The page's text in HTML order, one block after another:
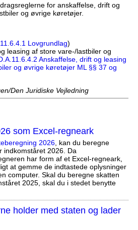
for anskaffelse, drift og
og øvrige køretøjer.
Lovgrundlag)
leasing af store vare-/lastbiler og
Anskaffelse, drift og leasing
og øvrige køretøjer ML §§ 37 og
Den Juridiske Vejledning
som Excel-regneark
2026, kan du beregne
indkomståret 2026. Da
har form af et Excel-regneark,
at gemme de indtastede oplysninger
computer. Skal du beregne skatten
2025, skal du i stedet benytte
holder med staten og lader